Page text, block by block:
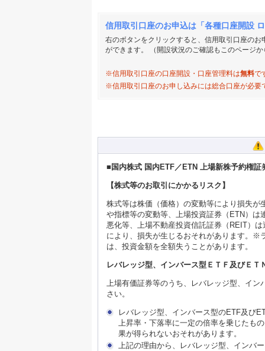
信用取引口座のお申込は「各種口座開設
右のボタンをクリックすると、信用取引口座の
ができます。 （開設状況のご確認もこのページ
※信用取引口座の口座開設・口座管理料は無料で
※信用取引口座のお申し込みには総合口座が必要
■国内株式 国内ETF／ETN 上場新株予約権証
【株式等のお取引にかかるリスク】
株式等は株価（価格）の変動等により損失
や指標等の変動等、上場投資証券（ETN）
悪化等、上場不動産投資信託証券（REIT）
により、損失が生じるおそれがあります。※
は、投資金額を全額失うことがあります。
レバレッジ型、インバース型ＥＴＦ及びＥＴ
上場有価証券等のうち、レバレッジ型、イ
さい。
レバレッジ型、インバース型のETF及び
上昇率・下落率に一定の倍率を乗じたも
果が得られないおそれがあります。
上記の理由から、レバレッジ型、インバ